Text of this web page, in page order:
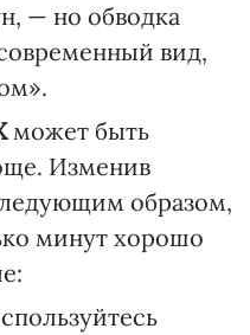
— но обводка
вид,
может быть
Изменив
образом,
минут хорошо